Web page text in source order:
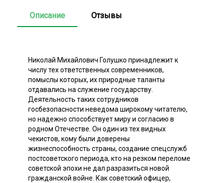
Описание Отзывы
Николай Михайлович Голушко принадлежит к
числу тех ответственных современников,
помыслы которых, их природные таланты
отдавались на служение государству.
Деятельность таких сотрудников
госбезопасности неведома широкому читателю,
но надежно способствует миру и согласию в
родном Отечестве. Он один из тех видных
чекистов, кому были доверены
жизнеспособность страны, создание спецслужб
постсоветского периода, кто на резком переломе
советской эпохи не дал разразиться новой
гражданской войне. Как советский офицер,